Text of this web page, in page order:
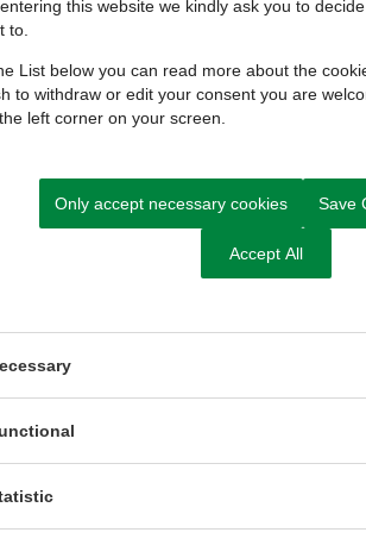
muligheder for
nye arealer til boligudvikling
Begge spor tager
rolle i Søhøjlandet.
Borgerinddragelse og
Skanderborg Kommune har fået
hverdags- og oplevelsesby”.
borgere, foreninger og
gennemført konkrete
Der vil løbende blive delt
digital fortælling (Storymap),
this website we kindly ask you to
to.
List below you can read more about the
to withdraw or edit your consent you are
left corner on your screen.
Only accept necessary cookies Save
Accept All